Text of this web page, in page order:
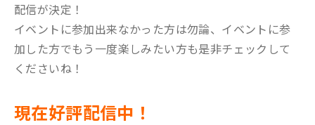
配信が決定！
イベントに参加出来なかった方は勿論、イベントに参
加した方でもう一度楽しみたい方も是非チェックして
くださいね！
現在好評配信中！